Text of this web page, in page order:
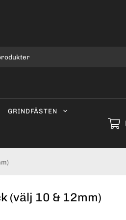
GRINDFÄSTEN
(välj 10 & 12mm)